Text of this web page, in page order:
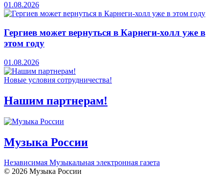
01.08.2026
Гергиев может вернуться в Карнеги-холл уже в
этом году
01.08.2026
Новые условия сотрудничества!
Нашим партнерам!
Музыка России
Независимая Музыкальная электронная газета
© 2026 Музыка России